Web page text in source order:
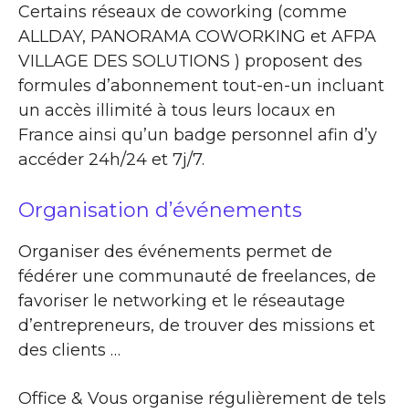
Certains réseaux de coworking (comme
ALLDAY, PANORAMA COWORKING et AFPA
VILLAGE DES SOLUTIONS ) proposent des
formules d’abonnement tout-en-un incluant
un accès illimité à tous leurs locaux en
France ainsi qu’un badge personnel afin d’y
accéder 24h/24 et 7j/7.
Organisation d’événements
Organiser des événements permet de
fédérer une communauté de freelances, de
favoriser le networking et le réseautage
d’entrepreneurs, de trouver des missions et
des clients …
Office & Vous organise régulièrement de tels